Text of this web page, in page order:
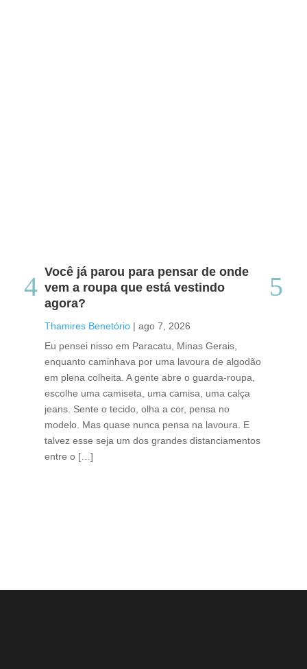
Você já parou para pensar de onde
vem a roupa que está vestindo
agora?
Thamires Benetório | ago 7, 2026
Eu pensei nisso em Paracatu, Minas Gerais,
enquanto caminhava por uma lavoura de algodão
em plena colheita. A gente abre o guarda-roupa,
escolhe uma camiseta, uma camisa, uma calça
jeans. Sente o tecido, olha a cor, pensa no
modelo. Mas quase nunca pensa na lavoura. E
talvez esse seja um dos grandes distanciamentos
entre o […]